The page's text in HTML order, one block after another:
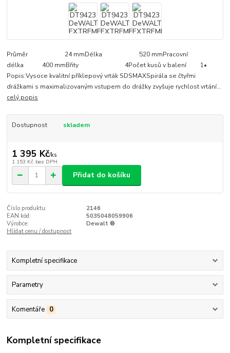
Průměr 24 mmDélka 520 mmPracovní
délka 400 mmBřity 4Počet kusů v balení 1•
Popis:Vysoce kvalitní příklepový vrták SDSMAXSpirála se čtyřmi
drážkami s maximalizovaným vstupem do drážky zvyšuje rychlost vrtání...
celý popis
Dostupnost skladem
1 395 Kč/ks
1 153 Kč bez DPH
Přidat do košíku
Číslo produktu:
2146
EAN kód:
5035048059906
Výrobce:
Dewalt ®
Hlídat cenu / dostupnost
Kompletní specifikace
Parametry
Komentáře 0
Kompletní specifikace